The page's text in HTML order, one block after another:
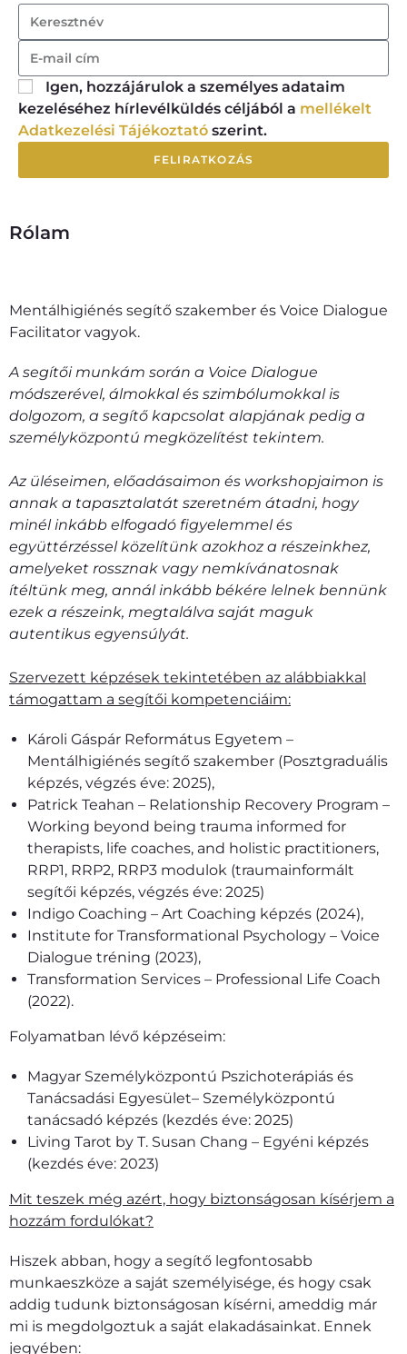
Igen, hozzájárulok a személyes adataim
kezeléséhez hírlevélküldés céljából a mellékelt
Adatkezelési Tájékoztató szerint.
FELIRATKOZÁS
Rólam
Mentálhigiénés segítő szakember és Voice Dialogue
Facilitator vagyok.
A segítői munkám során a Voice Dialogue
módszerével, álmokkal és szimbólumokkal is
dolgozom, a segítő kapcsolat alapjának pedig a
személyközpontú megközelítést tekintem.
Az üléseimen, előadásaimon és workshopjaimon is
annak a tapasztalatát szeretném átadni, hogy
minél inkább elfogadó figyelemmel és
együttérzéssel közelítünk azokhoz a részeinkhez,
amelyeket rossznak vagy nemkívánatosnak
ítéltünk meg, annál inkább békére lelnek bennünk
ezek a részeink, megtalálva saját maguk
autentikus egyensúlyát.
Szervezett képzések tekintetében az alábbiakkal
támogattam a segítői kompetenciáim:
Károli Gáspár Református Egyetem –
Mentálhigiénés segítő szakember (Posztgraduális
képzés, végzés éve: 2025),
Patrick Teahan – Relationship Recovery Program –
Working beyond being trauma informed for
therapists, life coaches, and holistic practitioners,
RRP1, RRP2, RRP3 modulok (traumainformált
segítői képzés, végzés éve: 2025)
Indigo Coaching – Art Coaching képzés (2024),
Institute for Transformational Psychology – Voice
Dialogue tréning (2023),
Transformation Services – Professional Life Coach
(2022).
Folyamatban lévő képzéseim:
Magyar Személyközpontú Pszichoterápiás és
Tanácsadási Egyesület– Személyközpontú
tanácsadó képzés (kezdés éve: 2025)
Living Tarot by T. Susan Chang – Egyéni képzés
(kezdés éve: 2023)
Mit teszek még azért, hogy biztonságosan kísérjem a
hozzám fordulókat?
Hiszek abban, hogy a segítő legfontosabb
munkaeszköze a saját személyisége, és hogy csak
addig tudunk biztonságosan kísérni, ameddig már
mi is megdolgoztuk a saját elakadásainkat. Ennek
jegyében: